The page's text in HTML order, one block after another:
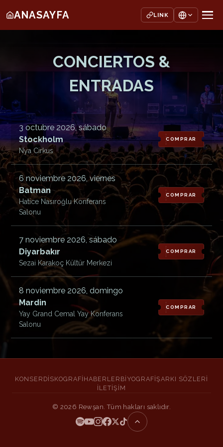
ANASAYFA LINK
CONCIERTOS &
ENTRADAS
3 octubre 2026, sábado
Stockholm
Nya Cirkus
COMPRAR
6 noviembre 2026, viernes
Batman
Hatice Nasıroğlu Konferans
Salonu
COMPRAR
7 noviembre 2026, sábado
Diyarbakır
Sezai Karakoç Kültür Merkezi
COMPRAR
8 noviembre 2026, domingo
Mardin
Yay Grand Cemal Yay Konferans
Salonu
COMPRAR
KONSER DISKOGRAFI HABERLER BIYOGRAFIŞARKI SÖZLERI
İLETIŞIM
© 2026 Rewşan. Tüm hakları saklıdır.